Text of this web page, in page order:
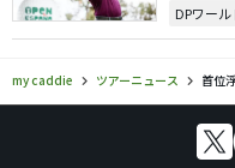
DPワー
my caddie ツアーニュース 首位浮